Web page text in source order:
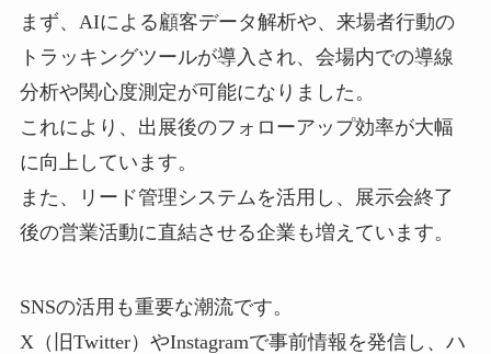
まず、AIによる顧客データ解析や、来場者行動の
トラッキングツールが導入され、会場内での導線
分析や関心度測定が可能になりました。
これにより、出展後のフォローアップ効率が大幅
に向上しています。
また、リード管理システムを活用し、展示会終了
後の営業活動に直結させる企業も増えています。
SNSの活用も重要な潮流です。
X（旧Twitter）やInstagramで事前情報を発信し、ハ